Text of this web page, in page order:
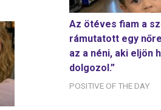
Az ötéves fiam a
rámutatott egy
az a néni, aki eljön
dolgozol.”
POSITIVE OF THE DAY